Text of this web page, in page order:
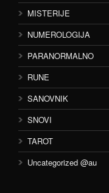
MISTERIJE
NUMEROLOGIJA
PARANORMALNO
RUNE
SANOVNIK
SNOVI
TAROT
Uncategorized @au